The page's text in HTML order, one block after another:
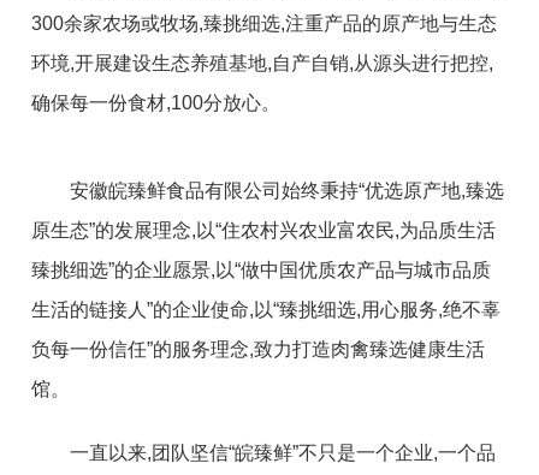
300余家农场或牧场,臻挑细选,注重产品的原产地与生态
环境,开展建设生态养殖基地,自产自销,从源头进行把控,
确保每一份食材,100分放心。
安徽皖臻鲜食品有限公司始终秉持“优选原产地,臻选
原生态”的发展理念,以“住农村兴农业富农民,为品质生活
臻挑细选”的企业愿景,以“做中国优质农产品与城市品质
生活的链接人”的企业使命,以“臻挑细选,用心服务,绝不辜
负每一份信任”的服务理念,致力打造肉禽臻选健康生活
馆。
一直以来,团队坚信“皖臻鲜”不只是一个企业,一个品